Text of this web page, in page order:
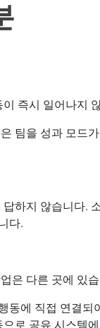
즉시 일어나지
팀을 성과 모드
하지 않습니다.
다.
은 다른 곳에 있
동에 직접 연결되
로 공유 시스템